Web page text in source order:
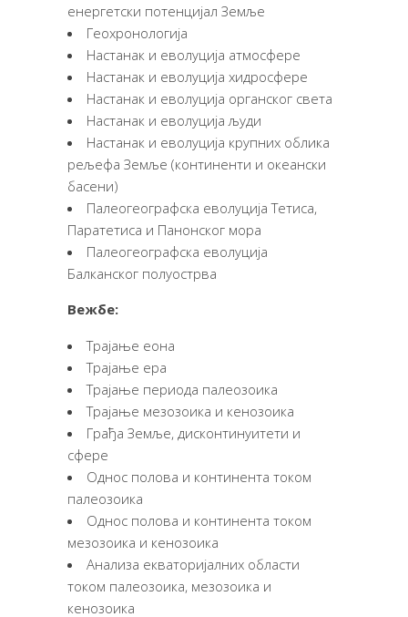
енергетски потенцијал Земље
Геохронологија
Настанак и еволуција атмосфере
Настанак и еволуција хидросфере
Настанак и еволуција органског света
Настанак и еволуција људи
Настанак и еволуција крупних облика
рељефа Земље (континенти и океански
басени)
Палеогеографска еволуција Тетиса,
Паратетиса и Панонског мора
Палеогеографска еволуција
Балканског полуострва
Вежбе:
Трајање еона
Трајање ера
Трајање периода палеозоика
Трајање мезозоика и кенозоика
Грађа Земље, дисконтинуитети и
сфере
Однос полова и континента током
палеозоика
Однос полова и континента током
мезозоика и кенозоика
Анализа екваторијалних области
током палеозоика, мезозоика и
кенозоика